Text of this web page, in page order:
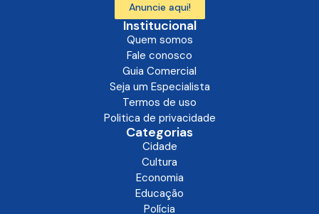
Anuncie aqui!
Institucional
Quem somos
Fale conosco
Guia Comercial
Seja um Especialista
Termos de uso
Politica de privacidade
Categorias
Cidade
Cultura
Economia
Educação
Polícia